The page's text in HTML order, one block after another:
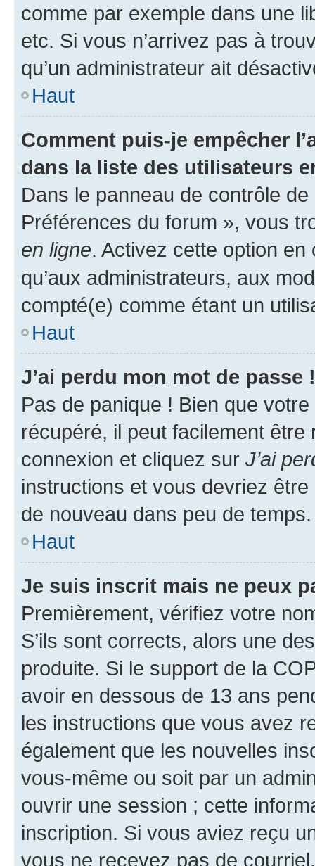
comme par exemple dans une
etc. Si vous n’arrivez pas à
qu’un administrateur ait
Haut
Comment puis-je empêcher
dans la liste des utilisateurs
Dans le panneau de contrôle
Préférences du forum », vous
en ligne. Activez cette option
qu’aux administrateurs, aux
compté(e) comme étant un
Haut
J’ai perdu mon mot de passe !
Pas de panique ! Bien que
récupéré, il peut facilement
connexion et cliquez sur J’ai
instructions et vous devriez
de nouveau dans peu de temps.
Haut
Je suis inscrit mais ne peux
Premièrement, vérifiez votre
S’ils sont corrects, alors une
produite. Si le support de la
avoir en dessous de 13 ans
les instructions que vous avez
également que les nouvelles
vous-même ou soit par un
ouvrir une session ; cette
inscription. Si vous aviez reçu
vous ne recevez pas de